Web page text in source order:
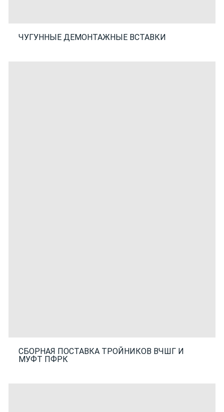
ЧУГУННЫЕ ДЕМОНТАЖНЫЕ ВСТАВКИ
СБОРНАЯ ПОСТАВКА ТРОЙНИКОВ ВЧШГ И
МУФТ ПФРК